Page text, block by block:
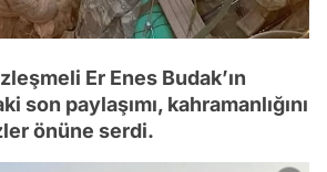
Er Enes Budak’ın
son paylaşımı, kahramanlığını
önüne serdi.